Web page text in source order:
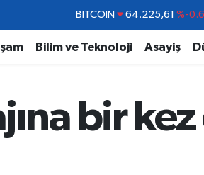
DOLAR 47,6704
EURO 55,0406 %-
BİST100 13.799
Bilim ve Teknoloji Asayiş
bir